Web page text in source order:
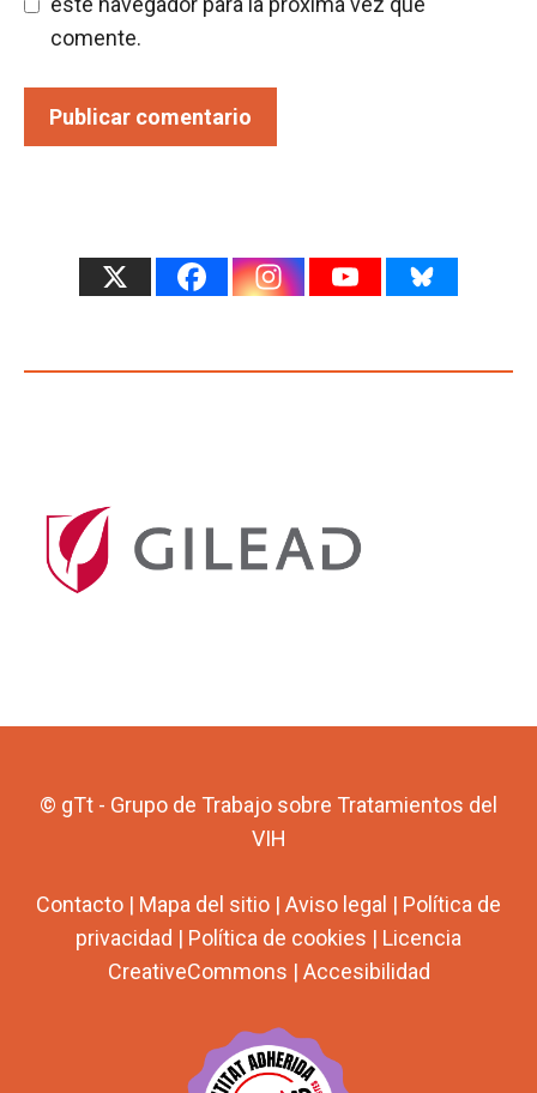
comente.
© gTt - Grupo de Trabajo sobre Tratamientos del
VIH
Contacto | Mapa del sitio | Aviso legal | Política de
privacidad | Política de cookies | Licencia
CreativeCommons | Accesibilidad